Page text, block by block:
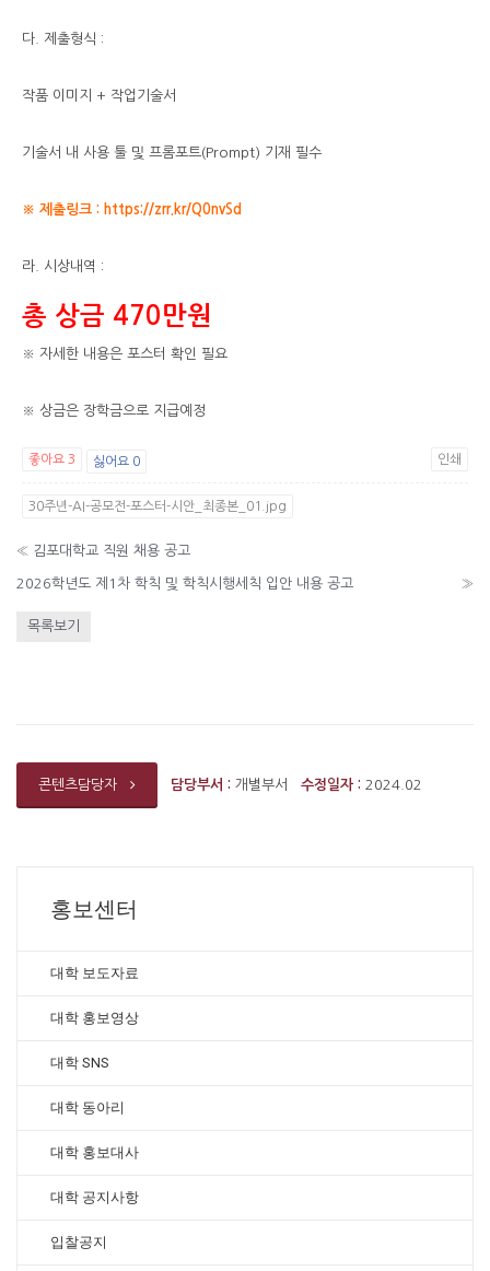
다. 제출형식 :
작품 이미지 + 작업기술서
기술서 내 사용 툴 및 프롬포트(Prompt) 기재 필수
※ 제출링크 : https://zrr.kr/Q0nvSd
라. 시상내역 :
총 상금 470만원
※ 자세한 내용은 포스터 확인 필요
※ 상금은 장학금으로 지급예정
좋아요 3 싫어요 0 인쇄
30주년-AI-공모전-포스터-시안_최종본_01.jpg
« 김포대학교 직원 채용 공고
2026학년도 제1차 학칙 및 학칙시행세칙 입안 내용 공고 »
목록보기
콘텐츠담당자 담당부서 : 개별부서 수정일자 : 2024.02
홍보센터
대학 보도자료
대학 홍보영상
대학 SNS
대학 동아리
대학 홍보대사
대학 공지사항
입찰공지